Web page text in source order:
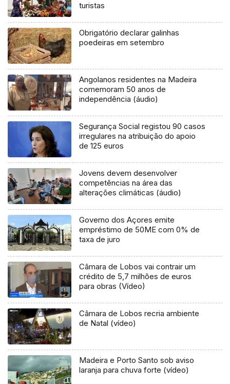
turistas
Obrigatório declarar galinhas
poedeiras em setembro
Angolanos residentes na Madeira
comemoram 50 anos de
independência (áudio)
Segurança Social registou 90 casos
irregulares na atribuição do apoio
de 125 euros
Jovens devem desenvolver
competências na área das
alterações climáticas (áudio)
Governo dos Açores emite
empréstimo de 50ME com 0% de
taxa de juro
Câmara de Lobos vai contrair um
crédito de 5,7 milhões de euros
para obras (Vídeo)
Câmara de Lobos recria ambiente
de Natal (vídeo)
Madeira e Porto Santo sob aviso
laranja para chuva forte (vídeo)